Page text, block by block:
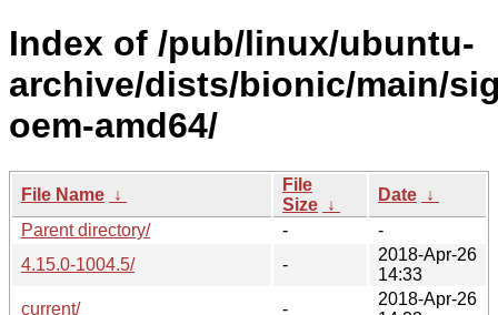
Index of /pub/linux/ubuntu-
archive/dists/bionic/main/
oem-amd64/
File Name ↓
File
Size ↓
Date ↓
Parent directory/
-
-
4.15.0-1004.5/
-
2018-Apr-26
14:33
current/
-
2018-Apr-26